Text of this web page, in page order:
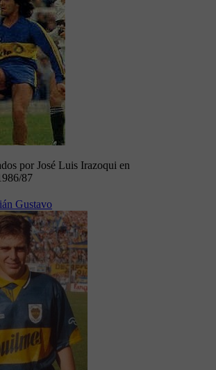
por José Luis Irazoqui en
87
Gustavo